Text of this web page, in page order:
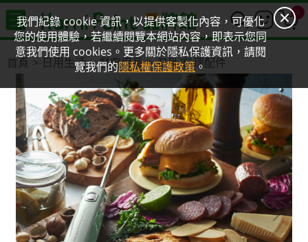
我們紀錄 cookie 資訊，以提供客製化內容，可優化
您的使用體驗，若繼續閱覽本網站內容，即表示您同
意我們使用 cookies。更多關於隱私保護資訊，請閱
覽我們的隱私權保護政策。
0
首頁 日用生活 餐廚用品 刀具/料理配件